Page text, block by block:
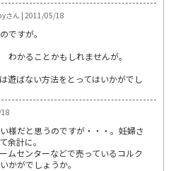
さん | 2011/05/18
ですが。
かることかもしれませんが。
遊ばない方法をとってはいかがでし
様だと思うのですが・・・。妊婦さ
余計に。
ムセンターなどで売っているコルク
かがでしょうか。